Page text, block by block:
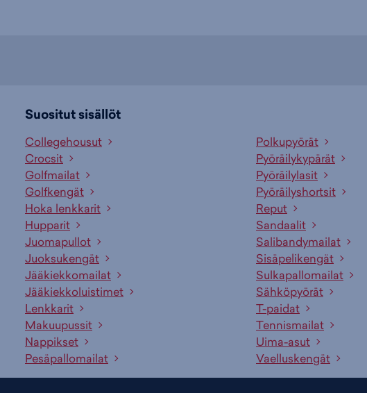
Suositut sisällöt
Collegehousut
Crocsit
Golfmailat
Golfkengät
Hoka lenkkarit
Hupparit
Juomapullot
Juoksukengät
Jääkiekkomailat
Jääkiekkoluistimet
Lenkkarit
Makuupussit
Nappikset
Pesäpallomailat
Polkupyörät
Pyöräilykypärät
Pyöräilylasit
Pyöräilyshortsit
Reput
Sandaalit
Salibandymailat
Sisäpelikengät
Sulkapallomailat
Sähköpyörät
T-paidat
Tennismailat
Uima-asut
Vaelluskengät